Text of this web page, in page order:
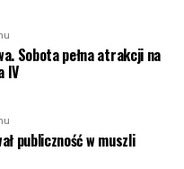
Sobota pełna atrakcji na
IV
publiczność w muszli